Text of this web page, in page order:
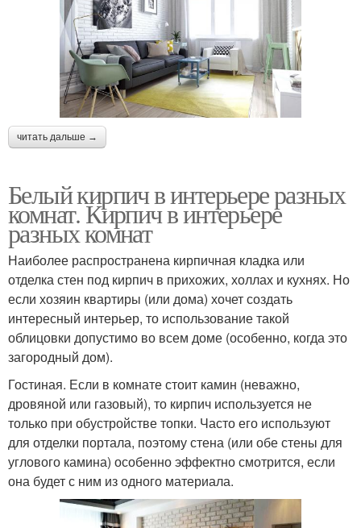
читать дальше →
Белый кирпич в интерьере разных
комнат. Кирпич в интерьере
разных комнат
Наиболее распространена кирпичная кладка или
отделка стен под кирпич в прихожих, холлах и кухнях. Но
если хозяин квартиры (или дома) хочет создать
интересный интерьер, то использование такой
облицовки допустимо во всем доме (особенно, когда это
загородный дом).
Гостиная. Если в комнате стоит камин (неважно,
дровяной или газовый), то кирпич используется не
только при обустройстве топки. Часто его используют
для отделки портала, поэтому стена (или обе стены для
углового камина) особенно эффектно смотрится, если
она будет с ним из одного материала.